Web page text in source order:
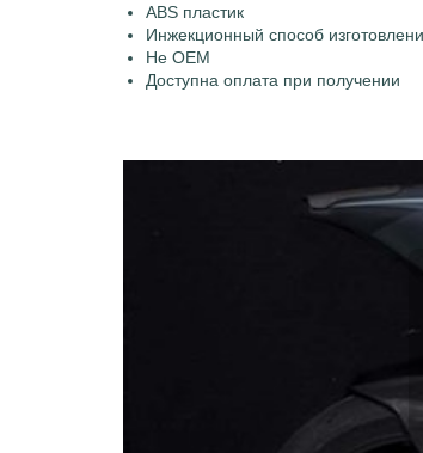
ABS пластик
Инжекционный способ
Не OEM
Доступна оплата при получении